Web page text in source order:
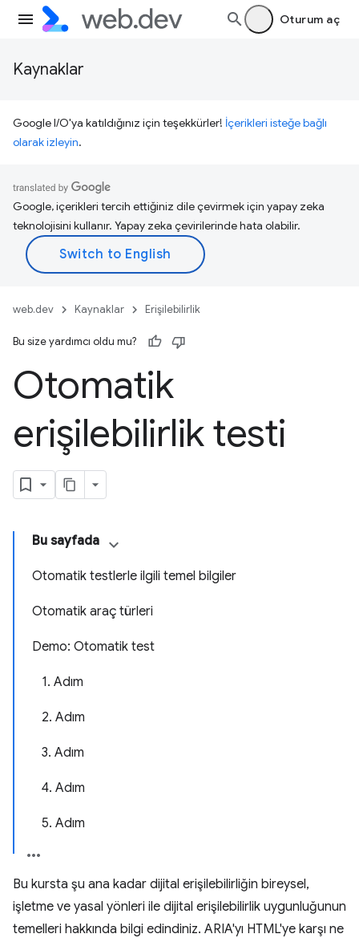
Oturum aç
Kaynaklar
Google I/O'ya katıldığınız için teşekkürler! İçerikleri isteğe bağlı
olarak izleyin.
Google, içerikleri tercih ettiğiniz dile çevirmek için yapay zeka
teknolojisini kullanır. Yapay zeka çevirilerinde hata olabilir.
web.dev Kaynaklar Erişilebilirlik
Bu size yardımcı oldu mu?
Otomatik
erişilebilirlik testi
Bu sayfada
Otomatik testlerle ilgili temel bilgiler
Otomatik araç türleri
Demo: Otomatik test
1. Adım
2. Adım
3. Adım
4. Adım
5. Adım
Bu kursta şu ana kadar dijital erişilebilirliğin bireysel,
işletme ve yasal yönleri ile dijital erişilebilirlik uygunluğunun
temelleri hakkında bilgi edindiniz. ARIA'yı HTML'ye karşı ne